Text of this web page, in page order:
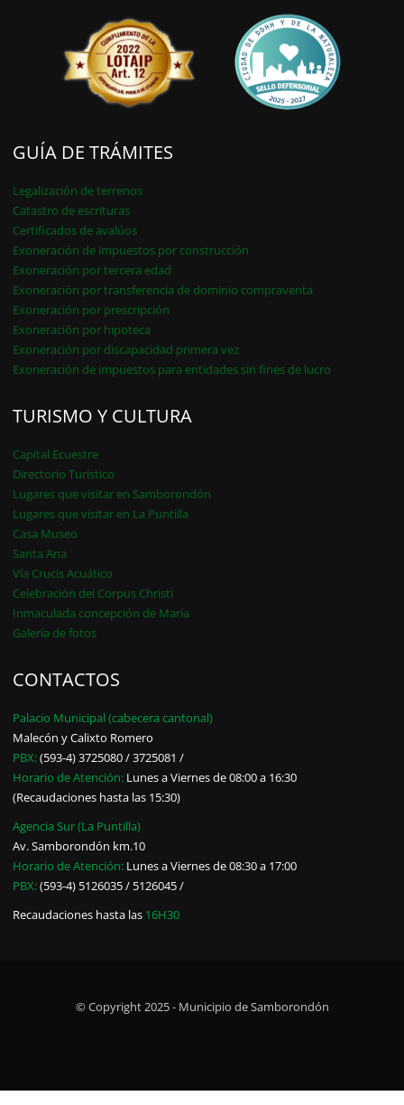
GUÍA DE TRÁMITES
Legalización de terrenos
Catastro de escrituras
Certificados de avalúos
Exoneración de impuestos por construcción
Exoneración por tercera edad
Exoneración por transferencia de dominio compraventa
Exoneración por prescripción
Exoneración por hipoteca
Exoneración por discapacidad primera vez
Exoneración de impuestos para entidades sin fines de lucro
TURISMO Y CULTURA
Capital Ecuestre
Directorio Turístico
Lugares que visitar en Samborondón
Lugares que visitar en La Puntilla
Casa Museo
Santa Ana
Vía Crucis Acuático
Celebración del Corpus Christi
Inmaculada concepción de María
Galería de fotos
CONTACTOS
Palacio Municipal (cabecera cantonal)
Malecón y Calixto Romero
PBX:(593-4) 3725080 / 3725081 /
Horario de Atención: Lunes a Viernes de 08:00 a 16:30
(Recaudaciones hasta las 15:30)
Agencia Sur (La Puntilla)
Av. Samborondón km.10
Horario de Atención: Lunes a Viernes de 08:30 a 17:00
PBX:(593-4) 5126035 / 5126045 /
Recaudaciones hasta las 16H30
© Copyright 2025 - Municipio de Samborondón